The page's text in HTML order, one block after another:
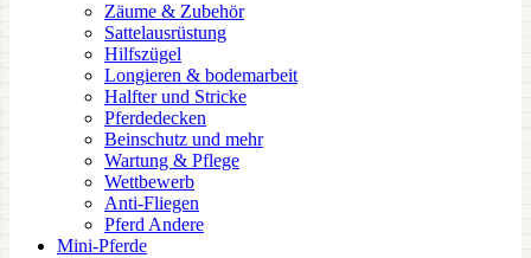
Zäume & Zubehör
Sattelausrüstung
Hilfszügel
Longieren & bodemarbeit
Halfter und Stricke
Pferdedecken
Beinschutz und mehr
Wartung & Pflege
Wettbewerb
Anti-Fliegen
Pferd Andere
Mini-Pferde